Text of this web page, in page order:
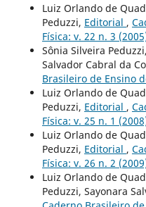
Luiz Orlando de
Peduzzi, Editorial ,
Física: v. 22 n. 3
Sônia Silveira
Salvador Cabral da
Brasileiro de Ensino
Luiz Orlando de
Peduzzi, Editorial ,
Física: v. 25 n. 1
Luiz Orlando de
Peduzzi, Editorial ,
Física: v. 26 n. 2
Luiz Orlando de
Peduzzi, Sayonara